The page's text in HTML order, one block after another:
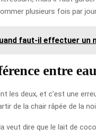
plusieurs fois par
faut-il effectuer un
entre
les deux, et c’est une
de la chair râpée de la
veut dire que le lait de